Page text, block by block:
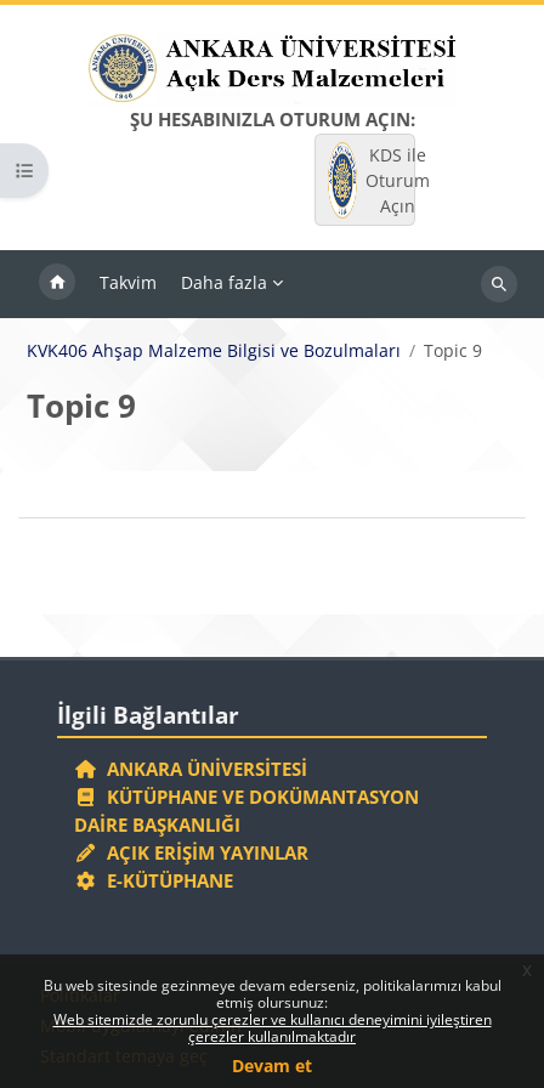
Bu web sitesinde gezinmeye devam ederseniz, politikalarımızı kabul
etmiş olursunuz:
Web sitemizde zorunlu çerezler ve kullanıcı deneyimini iyileştiren
çerezler kullanılmaktadır
Devam et
x
ŞU HESABINIZLA OTURUM AÇIN:
KDS ile
Oturum
Açın
Takvim Daha fazla
Dersleri
Kurs dizinini aç
KVK406 Ahşap Malzeme Bilgisi ve Bozulmaları Topic 9
Topic 9
Bloklar
Bölüm anahatları
Bloklar
İlgili Bağlantılar
ANKARA ÜNIVERSITESI
KÜTÜPHANE VE DOKÜMANTASYON
DAIRE BAŞKANLIĞI
AÇIK ERIŞIM YAYINLAR
E-KÜTÜPHANE
Bloklar
Bloklar
Politikalar
Mobil uygulamayı edinin